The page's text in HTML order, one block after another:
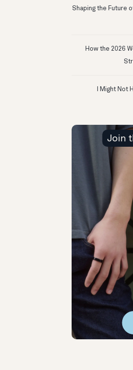
Shaping the Future
How the 2026
Join